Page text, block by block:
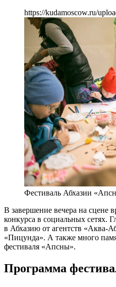
https://kudamoscow.ru/
Фестиваль Абхазии
В завершение вечера на сцене
конкурса в социальных сетях.
в Абхазию от агентств «Аква-
«Пицунда». А также много
фестиваля «Апсны».
Программа